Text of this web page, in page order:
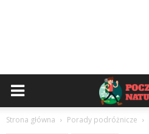
Strona główna Porady podróżnicze